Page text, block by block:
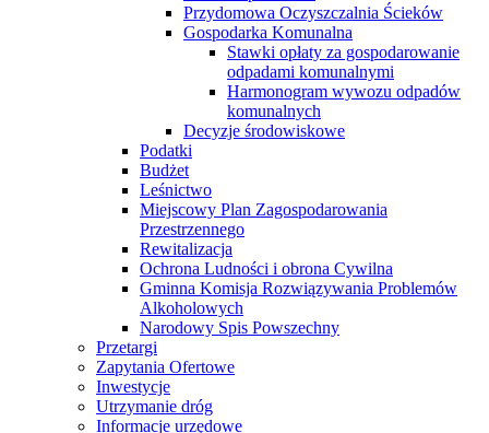
Przydomowa Oczyszczalnia Ścieków
Gospodarka Komunalna
Stawki opłaty za gospodarowanie
odpadami komunalnymi
Harmonogram wywozu odpadów
komunalnych
Decyzje środowiskowe
Podatki
Budżet
Leśnictwo
Miejscowy Plan Zagospodarowania
Przestrzennego
Rewitalizacja
Ochrona Ludności i obrona Cywilna
Gminna Komisja Rozwiązywania Problemów
Alkoholowych
Narodowy Spis Powszechny
Przetargi
Zapytania Ofertowe
Inwestycje
Utrzymanie dróg
Informacje urzędowe